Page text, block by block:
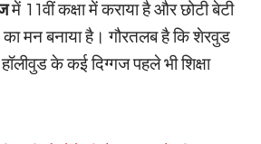
में 11वीं कक्षा में कराया है और छोटी बेटी
का मन बनाया है। गौरतलब है कि शेरवुड
के कई दिग्गज पहले भी शिक्षा